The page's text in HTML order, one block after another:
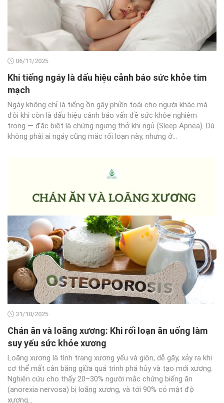
06/11/2025
Khi tiếng ngáy là dấu hiệu cảnh báo sức khỏe tim
mạch
Ngáy không chỉ là tiếng ồn gây phiền toái cho người khác mà
đôi khi còn là dấu hiệu cảnh báo vấn đề sức khỏe nghiêm
trọng — đặc biệt là chứng ngưng thở khi ngủ (Sleep Apnea). Dù
không phải ai ngáy cũng mắc rối loạn này, nhưng ở...
31/10/2025
Chán ăn và loãng xương: Khi rối loạn ăn uống làm
suy yếu sức khỏe xương
Loãng xương là tình trạng xương yếu và giòn, dễ gãy, xảy ra khi
cơ thể mất cân bằng giữa quá trình phá hủy và tạo mới xương.
Nghiên cứu cho thấy 20–30% người mắc chứng biếng ăn
(anorexia nervosa) bị loãng xương, và tới 90% có mật độ
xương...